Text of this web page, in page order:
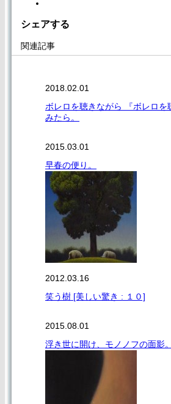
シェアする
関連記事
2018.02.01
ボレロを聴きながら 『ボレロを
みたら。
2015.03.01
早春の便り。
2012.03.16
笑う樹 [美しい驚き : １０]
2015.08.01
浮き世に開け、モノノフの面影。